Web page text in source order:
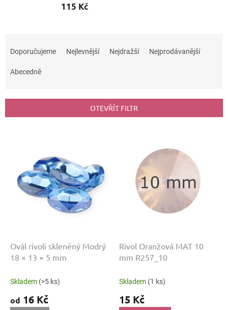
115 Kč
r
Doporučujeme Nejlevnější Nejdražší Nejprodávanější
Abecedně
OTEVŘÍT FILTR
Ovál rivoli skleněný Modrý
18 × 13 × 5 mm
Skladem (>5 ks)
od 16 Kč
Rivol Oranžová MAT 10
mm R257_10
Skladem (1 ks)
15 Kč